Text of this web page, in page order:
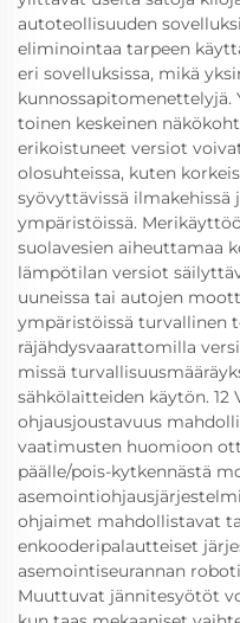
autoteollisuuden
eliminointaa tarpeen
eri sovelluksissa, mikä
toinen keskeinen
erikoistuneet versiot
olosuhteissa, kuten
syövyttävissä ilmakehissä
ympäristöissä.
suolavesien aiheuttamaa
lämpötilan versiot
uuneissa tai autojen
ympäristöissä turvallinen
räjähdysvaarattomilla
missä
sähkölaitteiden käytön.
ohjausjoustavuus
vaatimusten huomioon
päälle/pois-kytkennästä
ohjaimet mahdollistavat
enkooderipalautteiset
asemointiseurannan
Muuttuvat jännitesyötöt